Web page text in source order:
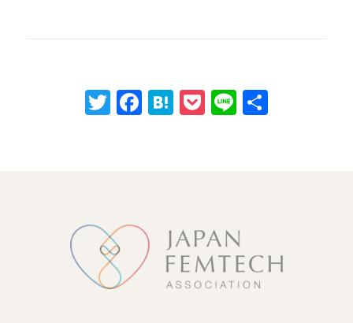
Twitter
Facebook
Hatena
Pocket
Line共